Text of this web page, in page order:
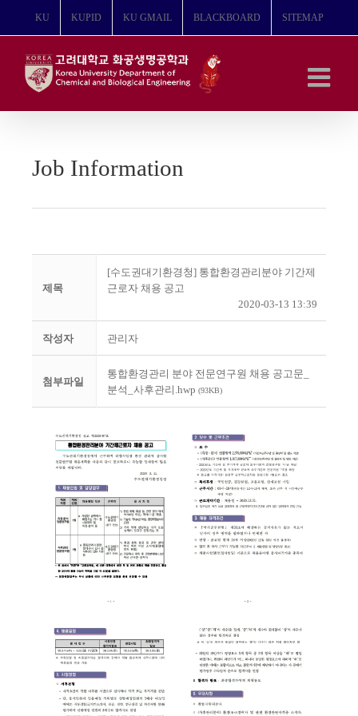
뛰
KU KUPID KU GMAIL BLACKBOARD SITEMAP
Job Information
제목
[수도권대기환경청] 통합환경관리분야 기간제
근로자 채용 공고
2020-03-13 13:39
작성자 관리자
첨부파일
통합환경관리 분야 전문연구원 채용 공고문_
분석_사후관리.hwp (93KB)